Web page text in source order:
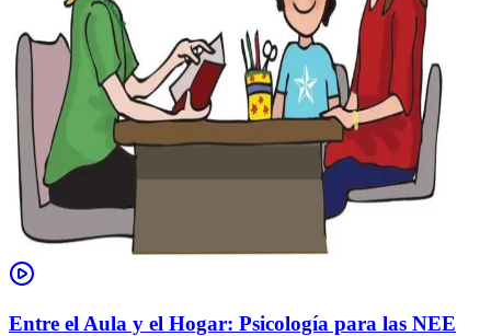
Entre el Aula y el Hogar: Psicología para las NEE